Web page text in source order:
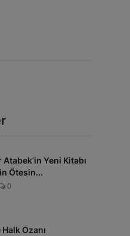
Yeni Kitabı
Ötesin...
0
Ozanı